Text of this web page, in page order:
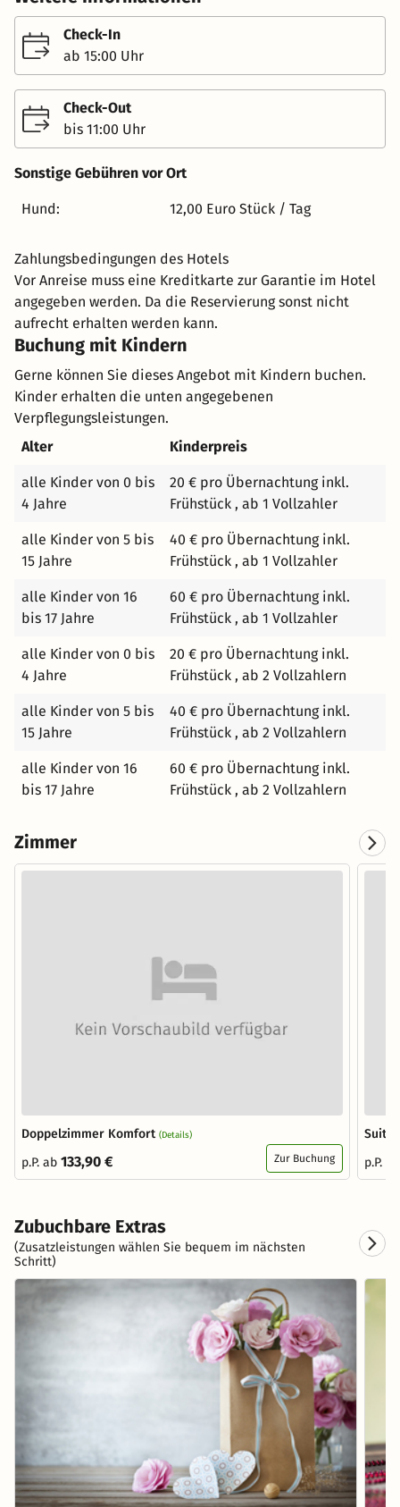
bis Oktober ebenfalls zur Verfügung. Außerdem können
Sie für Ihr Training des Fitnessraum nutzen. Wir erwarten
Sie in unserem historischen Haus, geführt in der 4.
Generation, mit stilvoller Lebensart, kraftvoller Ruhe,
entspannter Aktivität - jeden Tag aufs Neue und jeder auf
seine ganz individuelle Art. Erleben Sie den
unverwechselbaren Charakter unseres regional
geprägten Hotels bei Feinstem aus Küche und Keller und
Gastfreundschaft, wie sie typisch für uns ist.
Check-In
ab 15:00 Uhr
Check-Out
bis 11:00 Uhr
Sonstige Gebühren vor Ort
Hund: 12,00 Euro Stück / Tag
Zahlungsbedingungen des Hotels
Vor Anreise muss eine Kreditkarte zur Garantie im Hotel
angegeben werden. Da die Reservierung sonst nicht
aufrecht erhalten werden kann.
Buchung mit Kindern
Gerne können Sie dieses Angebot mit Kindern buchen.
Kinder erhalten die unten angegebenen
Verpflegungsleistungen.
Alter
Kinderpreis
alle Kinder von 0 bis
4 Jahre
20 € pro Übernachtung inkl.
Frühstück , ab 1 Vollzahler
alle Kinder von 5 bis
15 Jahre
40 € pro Übernachtung inkl.
Frühstück , ab 1 Vollzahler
alle Kinder von 16
bis 17 Jahre
60 € pro Übernachtung inkl.
Frühstück , ab 1 Vollzahler
alle Kinder von 0 bis
4 Jahre
20 € pro Übernachtung inkl.
Frühstück , ab 2 Vollzahlern
alle Kinder von 5 bis
15 Jahre
40 € pro Übernachtung inkl.
Frühstück , ab 2 Vollzahlern
alle Kinder von 16
bis 17 Jahre
60 € pro Übernachtung inkl.
Frühstück , ab 2 Vollzahlern
Zimmer
Doppelzimmer Komfort (Details)
p.P. ab 133,90 € Zur Buchung
p.P.
Zubuchbare Extras
(Zusatzleistungen wählen Sie bequem im nächsten
Schritt)